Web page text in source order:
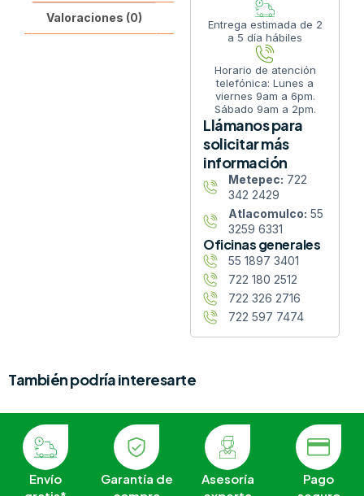
Valoraciones (0)
Entrega estimada de 2
a 5 día hábiles
Horario de atención
telefónica: Lunes a
viernes 9am a 6pm.
Sábado 9am a 2pm.
Llámanos para
solicitar más
información
Metepec: 722
342 2429
Atlacomulco: 55
3259 6331
Oficinas generales
55 1897 3401
722 180 2512
722 326 2716
722 597 7474
También podría interesarte
Envío
Garantía de
Asesoría
Pago